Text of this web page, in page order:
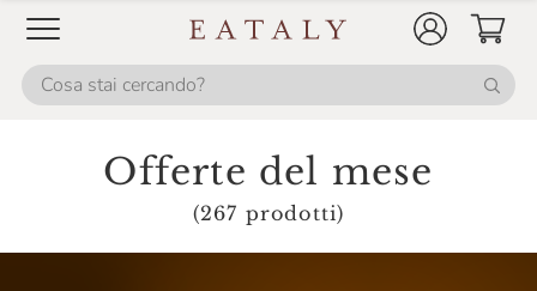
Offerte del mese
(267 prodotti)